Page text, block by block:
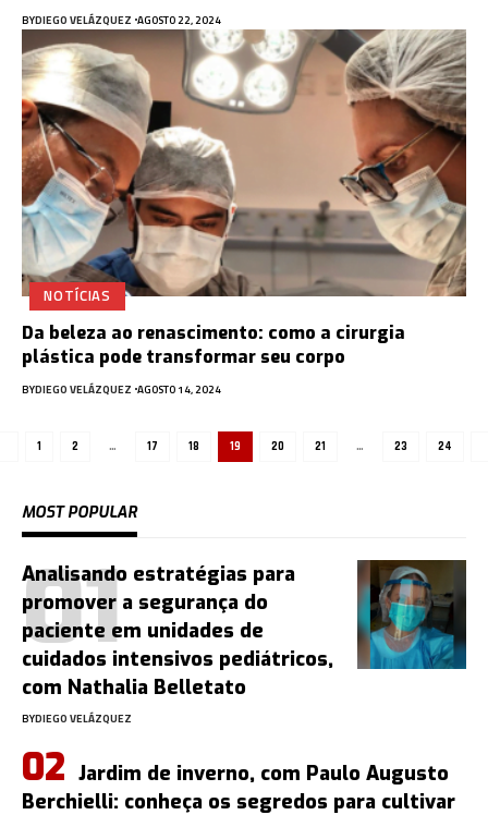
BYDIEGO VELÁZQUEZ AGOSTO 22, 2024
NOTÍCIAS
Da beleza ao renascimento: como a cirurgia
plástica pode transformar seu corpo
BYDIEGO VELÁZQUEZ AGOSTO 14, 2024
1 2 … 17 18 19 20 21 … 23 24
MOST POPULAR
Analisando estratégias para
promover a segurança do
paciente em unidades de
cuidados intensivos pediátricos,
com Nathalia Belletato
BYDIEGO VELÁZQUEZ
Jardim de inverno, com Paulo Augusto
Berchielli: conheça os segredos para cultivar